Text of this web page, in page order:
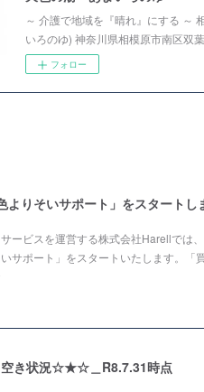
～ 介護で地域を『晴れ』にする ～
いろのゆ) 神奈川県相模原市南区双
フォロー
よりそいサポート」をスタートし
ービスを運営する株式会社Harellでは
サポート」をスタートいたします。「
き状況☆★☆＿R8.7.31時点